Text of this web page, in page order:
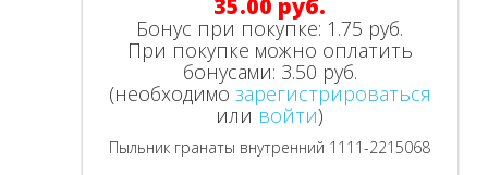
35.00 руб.
Бонус при покупке: 1.75 руб.
При покупке можно оплатить
бонусами: 3.50 руб.
(необходимо зарегистрироваться
или войти)
Пыльник гранаты внутренний 1111-2215068